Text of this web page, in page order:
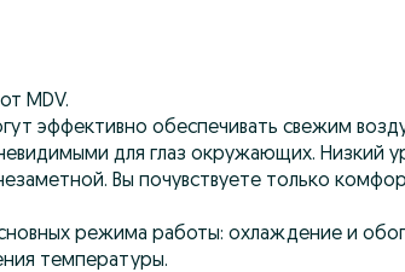
MDV.
эффективно обеспечивать свежим
для глаз окружающих. Низкий
Вы почувствуете только
режима работы: охлаждение и
температуры.